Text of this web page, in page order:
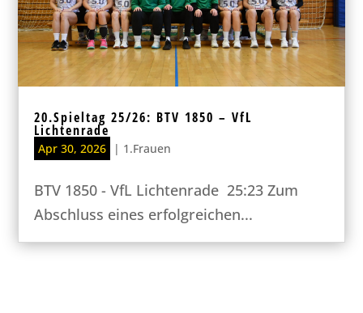
20.Spieltag 25/26: BTV 1850 – VfL
Lichtenrade
Apr 30, 2026 | 1.Frauen
BTV 1850 - VfL Lichtenrade 25:23 Zum
Abschluss eines erfolgreichen...